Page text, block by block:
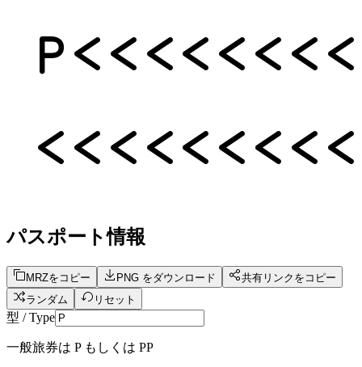
パスポート情報
MRZをコピー PNG をダウンロード
共有リンクをコピー
ランダム
リセット
型 / Type
一般旅券は P もしくは PP